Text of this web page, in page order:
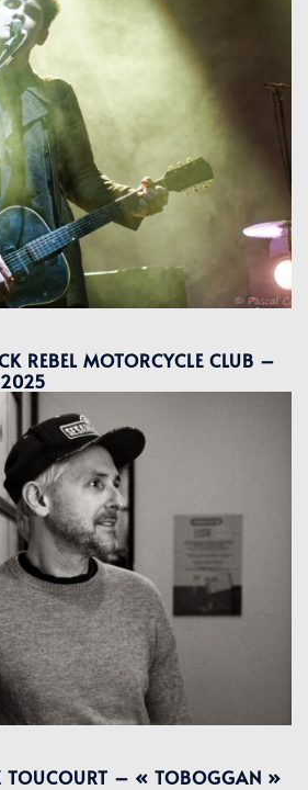
REBEL MOTORCYCLE CLUB –
TOUCOURT – « TOBOGGAN »